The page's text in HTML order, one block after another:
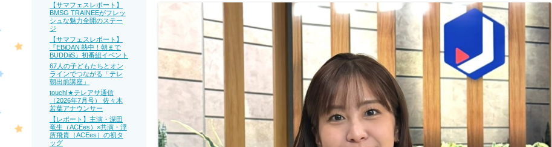
【サマフェスレポート】
BMSG TRAINEEがフレッ
シュな魅力全開のステー
ジ
【サマフェスレポート】
『EBiDAN 熱中！朝まで
BUDDiiS』初番組イベント
67人の子どもたちとオン
ラインでつながる「テレ
朝出前講座」
touch!★テレアサ通信
（2026年7月号） 佐々木
若葉アナウンサー
【レポート】主演・深田
竜生（ACEes）×共演・浮
所飛貴（ACEes）の初タ
ッグ